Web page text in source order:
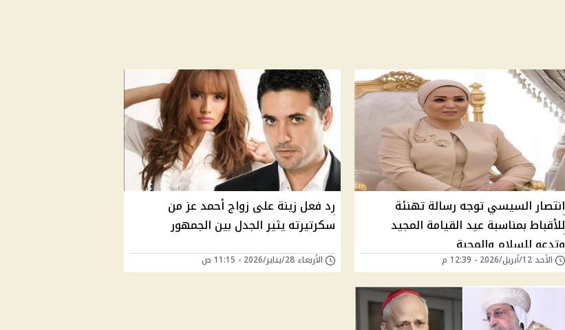
انتصار السيسي توجه رسالة تهنئة
للأقباط بمناسبة عيد القيامة المجيد
وتدعو للسلام والمحبة
الأحد 12/أبريل/2026 - 12:39 م
رد فعل زينة على زواج أحمد عز من
سكرتيرته يثير الجدل بين الجمهور
الأربعاء 28/يناير/2026 - 11:15 ص